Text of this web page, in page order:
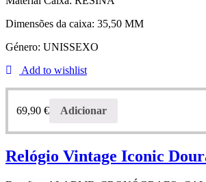
Dimensões da caixa: 35,50 MM
Género: UNISSEXO
Add to wishlist
69,90 € Adicionar
Relógio Vintage Iconic